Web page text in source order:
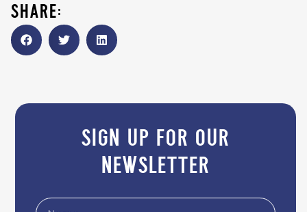
share:
sign up for our
newsletter